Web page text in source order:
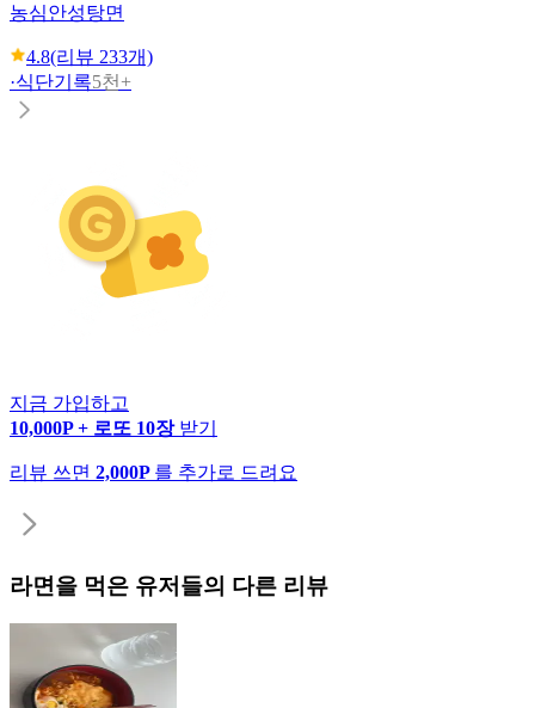
농심안성탕면
4.8(리뷰 233개)
·식단기록5천+
지금 가입하고
10,000P + 로또 10장 받기
리뷰 쓰면 2,000P 를 추가로 드려요
라면 을 먹은 유저들의 다른 리뷰